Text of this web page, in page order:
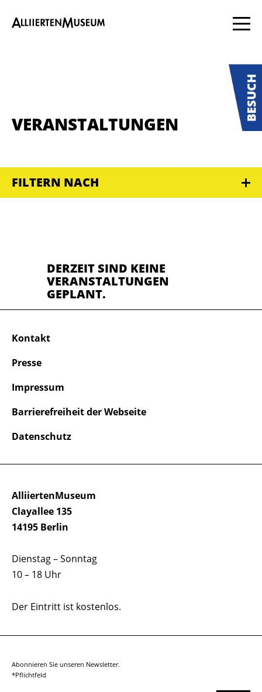
VERANSTALTUNGEN
FILTERN NACH
DERZEIT SIND KEINE
VERANSTALTUNGEN
GEPLANT.
AlliiertenMuseum
Clayallee 135
14195 Berlin
Dienstag – Sonntag
10 – 18 Uhr
Der Eintritt ist kostenlos.
Kontakt
Presse
Impressum
Barrierefreiheit der Webseite
Datenschutz
Abonnieren Sie unseren Newsletter.
*Pflichtfeld